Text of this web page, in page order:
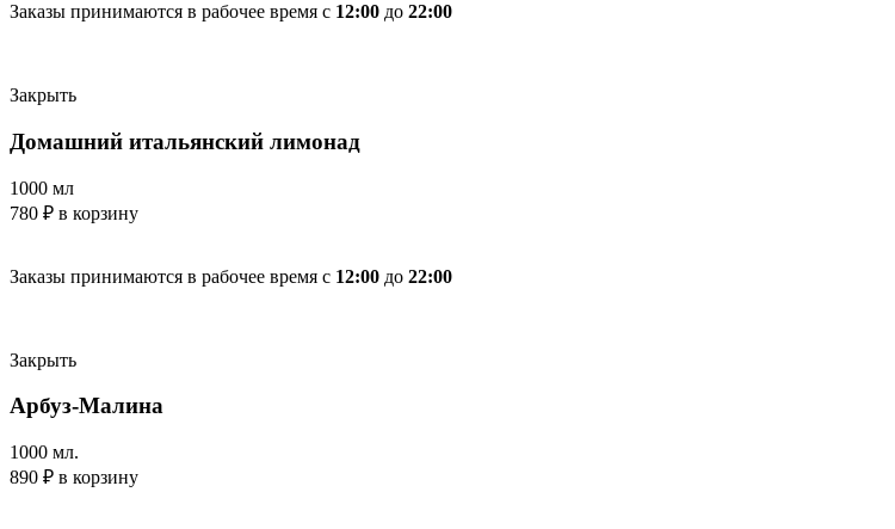
Заказы принимаются в рабочее время с 12:00 до 22:00
Закрыть
Домашний итальянский лимонад
1000 мл
780 ₽ в корзину
Заказы принимаются в рабочее время с 12:00 до 22:00
Закрыть
Арбуз-Малина
1000 мл.
890 ₽ в корзину